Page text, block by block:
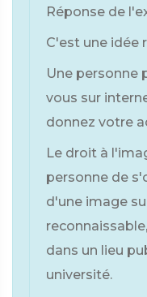
Réponse de
C'est une idée
Une personne
vous sur
donnez votre
Le droit à
personne de
d'une image
dans un lieu
université.